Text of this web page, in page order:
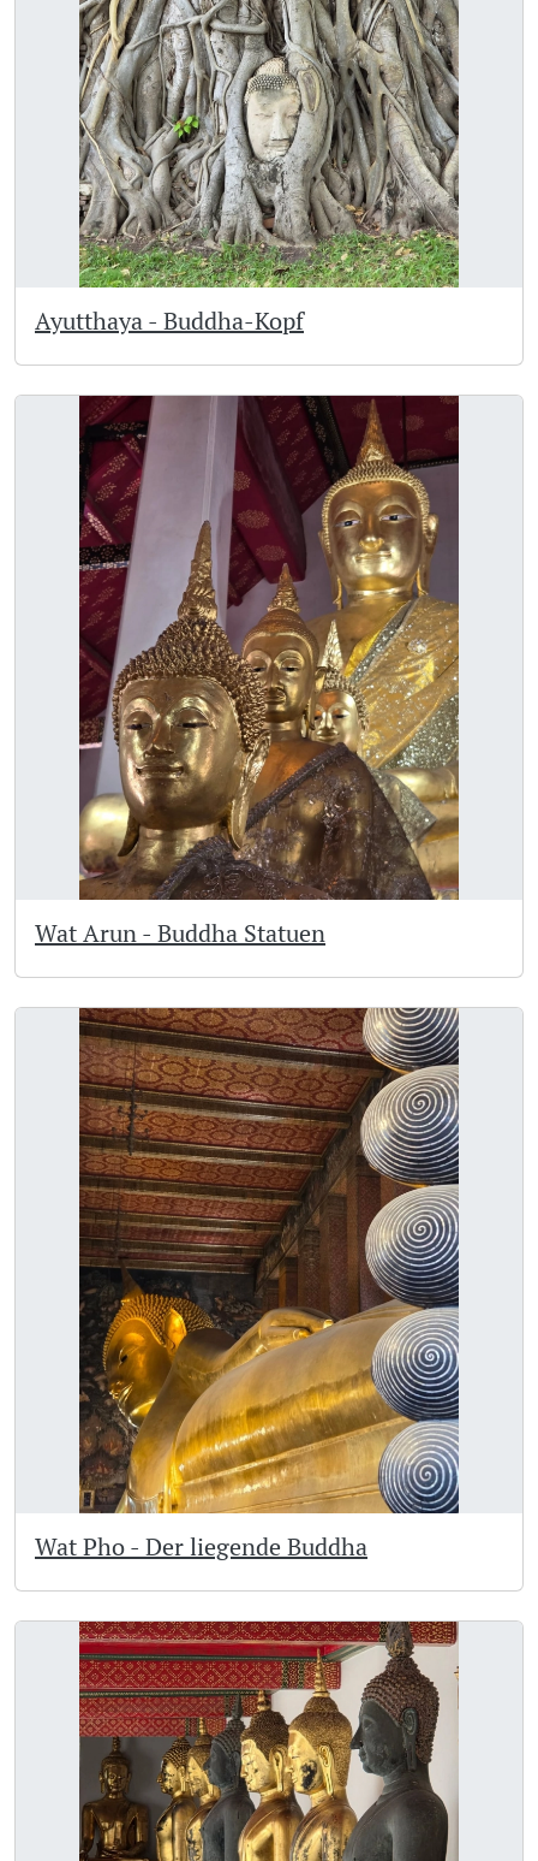
Ayutthaya - Buddha-Kopf
Wat Arun - Buddha Statuen
Wat Pho - Der liegende Buddha